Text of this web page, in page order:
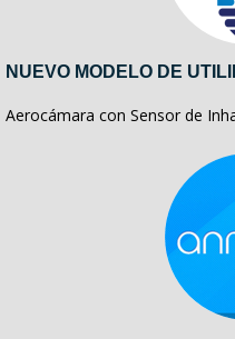
NUEVO MODELO DE
Aerocámara con Sensor de